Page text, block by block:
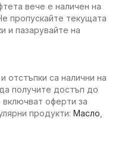
вече е наличен на
пропускайте текущата
и пазарувайте на
отстъпки са налични на
получите достъп до
оферти за
продукти: Масло